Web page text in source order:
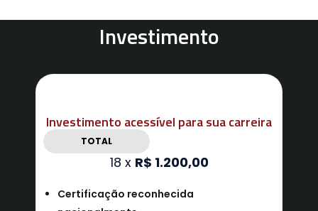
Investimento
Investimento acessível para sua carreira
TOTAL
18 x R$ 1.200,00
Certificação reconhecida